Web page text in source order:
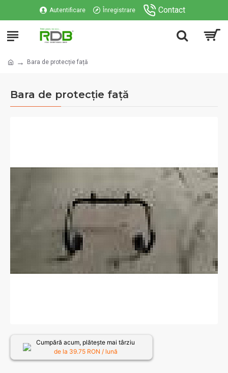
Autentificare Înregistrare Contact
Bara de protecție față
Bara de protecție față
Cumpără acum, plătește mai târziu
de la 39.75RON / lună